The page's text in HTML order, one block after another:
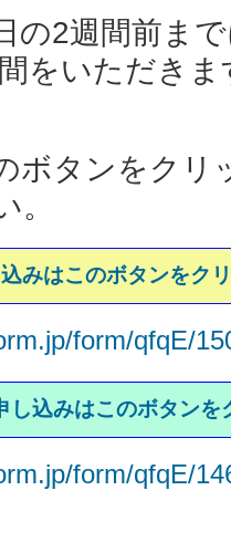
の2週間前ま
をいただきま
ボタンをクリ
。
込みはこのボタンをク
form/qfqE/
し込みはこのボタンを
form/qfqE/